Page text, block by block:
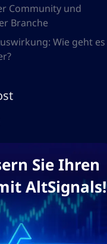
Community und
Branche
Wie geht es
Sie Ihren
AltSignals!